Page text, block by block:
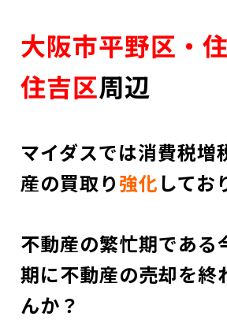
大阪市平野区・
住吉区周辺
マイダスでは消費税増
産の買取り強化してお
不動産の繁忙期である
期に不動産の売却を終
んか？